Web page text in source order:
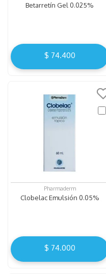
Betarretín Gel 0.025%
$ 74.400
Pharmaderm
Clobelac Emulsión 0.05%
$ 74.000